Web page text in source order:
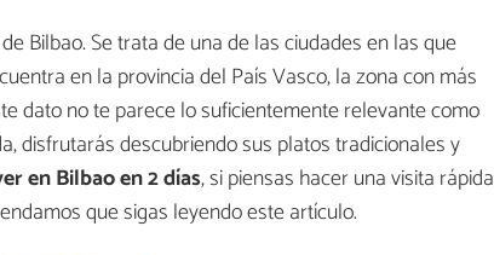
Bilbao. Se trata de una de las ciudades en las que
en la provincia del País Vasco, la zona con más
dato no te parece lo suficientemente relevante como
disfrutarás descubriendo sus platos tradicionales y
en Bilbao en 2 días, si piensas hacer una visita rápida
que sigas leyendo este artículo.